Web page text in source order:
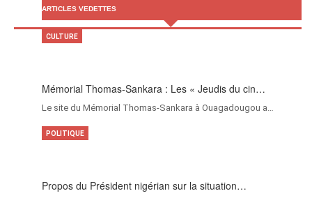
ARTICLES VEDETTES
Mémorial Thomas-Sankara : Les « Jeudis du cin…
Le site du Mémorial Thomas-Sankara à Ouagadougou a…
CULTURE
Propos du Président nigérian sur la situation…
POLITIQUE